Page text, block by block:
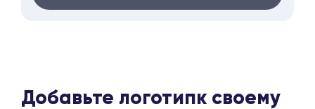
Добавьте логотипк своему